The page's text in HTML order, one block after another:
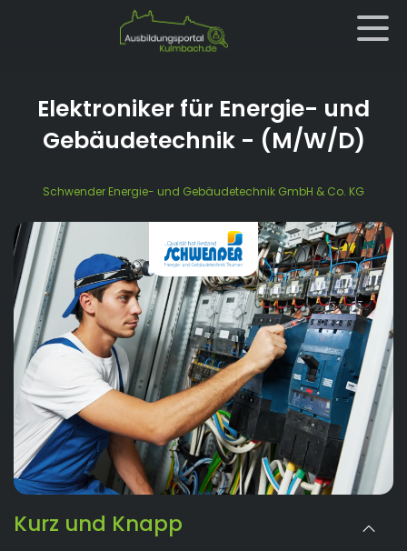
Elektroniker für Energie- und
Gebäudetechnik- (M/W/D)
Schwender Energie- und Gebäudetechnik GmbH & Co. KG
Kurz und Knapp